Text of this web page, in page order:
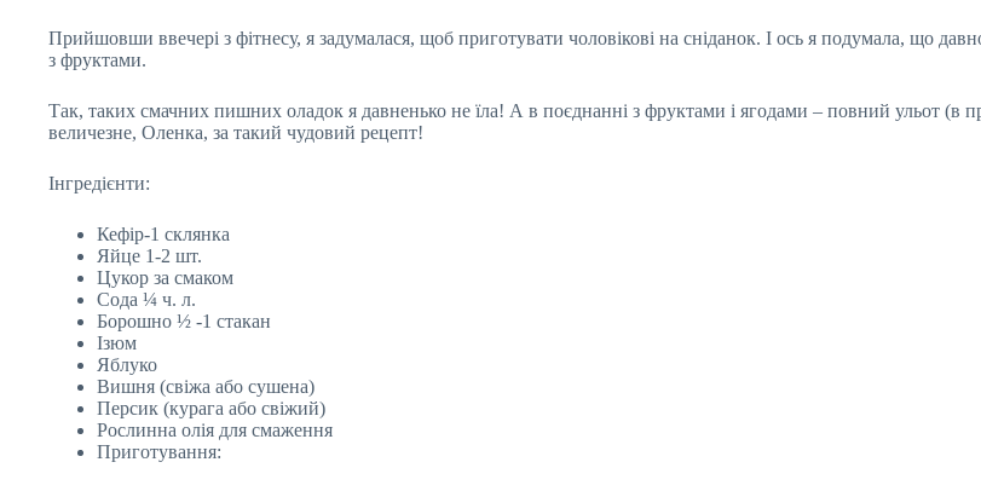
Прийшовши ввечері з фітнесу, я задумалася, щоб приготувати чоловікові на сніданок. І ось я подумала, що
з фруктами.
Так, таких смачних пишних оладок я давненько не їла! А в поєднанні з фруктами і ягодами – повний ульот (в
величезне, Оленка, за такий чудовий рецепт!
Інгредієнти:
Кефір-1 склянка
Яйце 1-2 шт.
Цукор за смаком
Сода ¼ ч. л.
Борошно ½ -1 стакан
Ізюм
Яблуко
Вишня (свіжа або сушена)
Персик (курага або свіжий)
Рослинна олія для смаження
Приготування: